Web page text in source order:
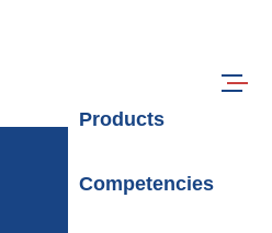
Menu
Products
Competencies